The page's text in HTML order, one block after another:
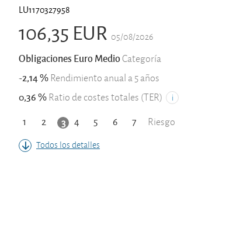
LU1170327958
106,35 EUR 05/08/2026
Obligaciones Euro MedioCategoría
-2,14 %Rendimiento anual a 5 años
0,36 %Ratio de costes totales (TER)
1 2 3 4 5 6 7 Riesgo
Todos los detalles